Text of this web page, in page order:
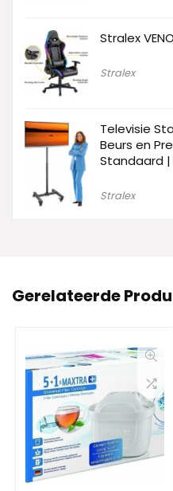
Stralex
Stralex
Televisie
Beurs en
Standaard |
Stralex
Gerelateerde